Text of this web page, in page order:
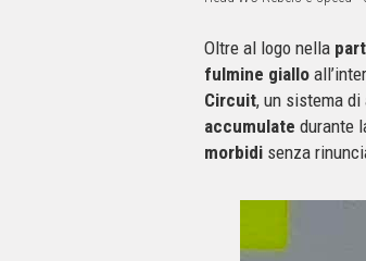
Oltre al logo nella
fulmine giallo
Circuit, un sistema
accumulate durante
morbidi senza